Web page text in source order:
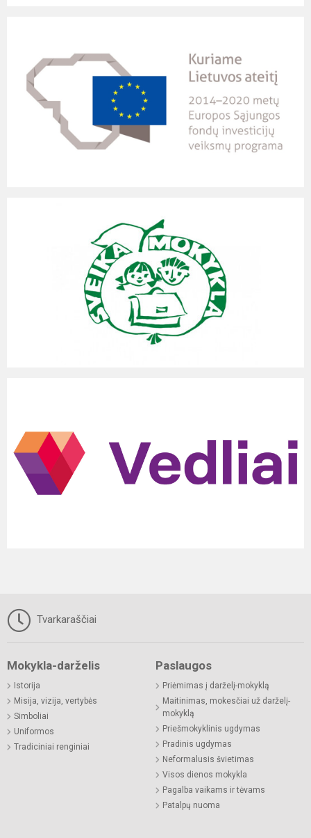
Tvarkaraščiai
Mokykla-darželis
Istorija
Misija, vizija, vertybės
Simboliai
Uniformos
Tradiciniai renginiai
Paslaugos
Priėmimas į darželį-mokyklą
Maitinimas, mokesčiai už darželį-
mokyklą
Priešmokyklinis ugdymas
Pradinis ugdymas
Neformalusis švietimas
Visos dienos mokykla
Pagalba vaikams ir tėvams
Patalpų nuoma